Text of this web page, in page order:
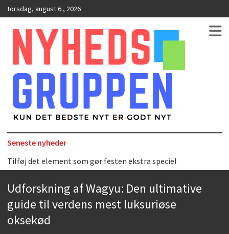
torsdag, august 6 , 2026
NyhedsGruppen
Kun det bedste nyt er godt nyt
Seneste nyheder
Det uundværlige køkkenredskab
Bedste Restaurant i Ørestaden
Hvor finder man selskabslokaler i København?
Accuro SAP konsulenter
Udforskning af Wagyu: Den ultimative
guide til verdens mest luksuriøse
oksekød